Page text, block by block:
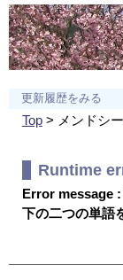
更新履歴をみる
Top> メンドシ
Runtime
Error message
下の二つの単語